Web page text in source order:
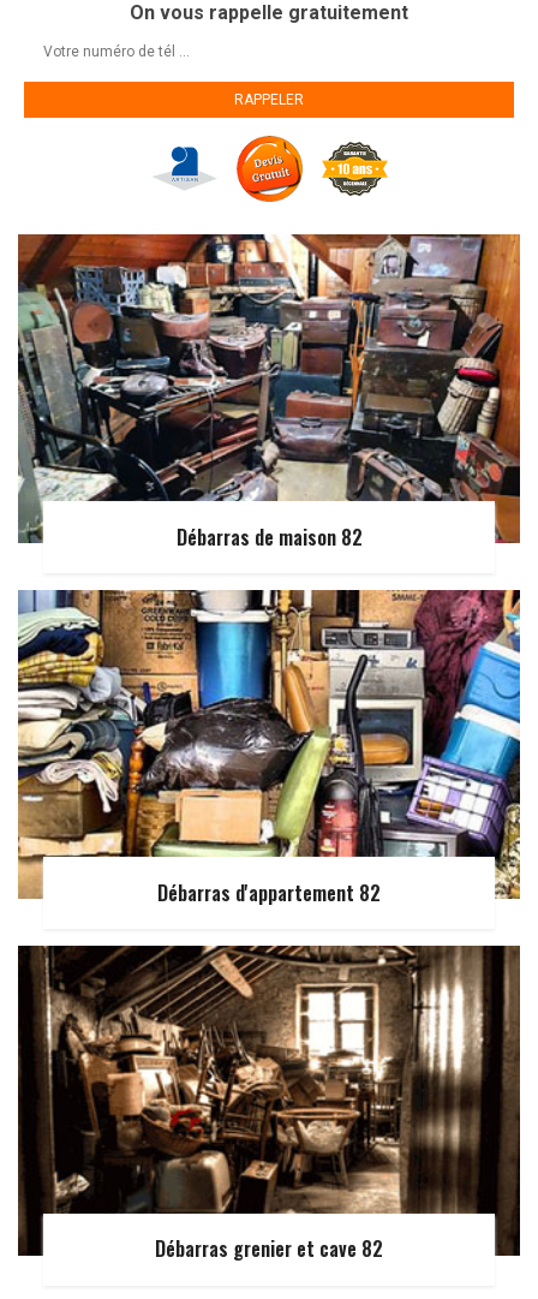
On vous rappelle gratuitement
Débarras de maison 82
Débarras d'appartement 82
Débarras grenier et cave 82